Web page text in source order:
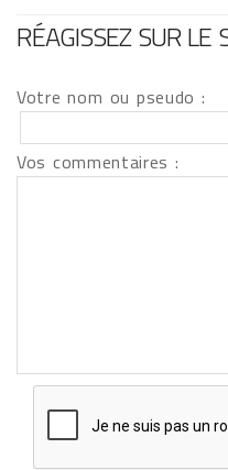
RÉAGISSEZ SUR LE
Votre nom ou pseudo :
Vos commentaires :